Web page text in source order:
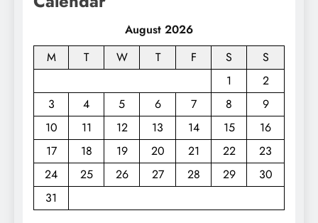
August 2026
M
T W T F S
S
1
2
3
4 5 6 7 8
9
10
11 12 13 14 15
16
17
18 19 20 21 22
23
24
25 26 27 28 29
30
31